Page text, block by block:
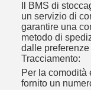
Il BMS di
un servizio di
garantire una
metodo di
dalle
Tracciamento:
Per la comodità
fornito un